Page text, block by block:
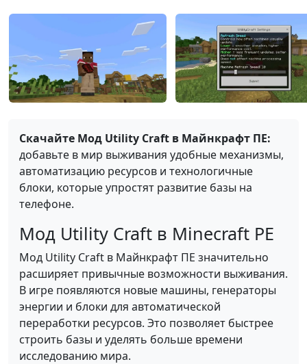
Скачайте Мод Utility Craft в Майнкрафт ПЕ:
добавьте в мир выживания удобные механизмы,
автоматизацию ресурсов и технологичные
блоки, которые упростят развитие базы на
телефоне.
Мод Utility Craft в Minecraft PE
Мод Utility Craft в Майнкрафт ПЕ значительно
расширяет привычные возможности выживания.
В игре появляются новые машины, генераторы
энергии и блоки для автоматической
переработки ресурсов. Это позволяет быстрее
строить базы и уделять больше времени
исследованию мира.